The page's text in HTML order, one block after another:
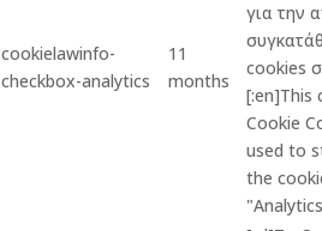
cookielawinfo-
checkbox-analytics
11
months
για την
cookies
[:en]This
Cookie
used to
the